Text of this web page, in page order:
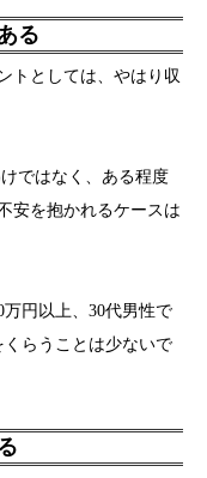
る
トとしては、やはり収
ではなく、ある程度
安を抱かれるケースは
円以上、30代男性で
らうことは少ないで